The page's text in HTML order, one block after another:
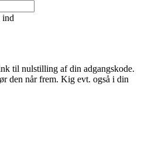
ind
til nulstilling af din adgangskode.
den når frem. Kig evt. også i din